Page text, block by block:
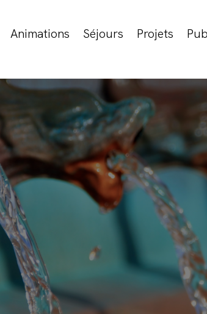
Animations Séjours Projets